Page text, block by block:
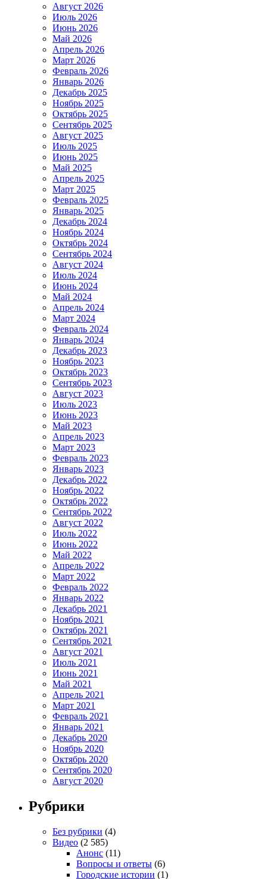
Август 2026
Июль 2026
Июнь 2026
Май 2026
Апрель 2026
Март 2026
Февраль 2026
Январь 2026
Декабрь 2025
Ноябрь 2025
Октябрь 2025
Сентябрь 2025
Август 2025
Июль 2025
Июнь 2025
Май 2025
Апрель 2025
Март 2025
Февраль 2025
Январь 2025
Декабрь 2024
Ноябрь 2024
Октябрь 2024
Сентябрь 2024
Август 2024
Июль 2024
Июнь 2024
Май 2024
Апрель 2024
Март 2024
Февраль 2024
Январь 2024
Декабрь 2023
Ноябрь 2023
Октябрь 2023
Сентябрь 2023
Август 2023
Июль 2023
Июнь 2023
Май 2023
Апрель 2023
Март 2023
Февраль 2023
Январь 2023
Декабрь 2022
Ноябрь 2022
Октябрь 2022
Сентябрь 2022
Август 2022
Июль 2022
Июнь 2022
Май 2022
Апрель 2022
Март 2022
Февраль 2022
Январь 2022
Декабрь 2021
Ноябрь 2021
Октябрь 2021
Сентябрь 2021
Август 2021
Июль 2021
Июнь 2021
Май 2021
Апрель 2021
Март 2021
Февраль 2021
Январь 2021
Декабрь 2020
Ноябрь 2020
Октябрь 2020
Сентябрь 2020
Август 2020
Рубрики
Без рубрики (4)
Видео (2 585)
Анонс (11)
Вопросы и ответы (6)
Городские истории (1)